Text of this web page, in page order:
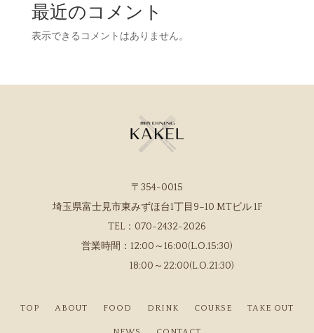
最近のコメント
表示できるコメントはありません。
〒354-0015
埼玉県富士見市東みずほ台1丁目9−10 MTビル 1F
TEL： 070-2432-2026
営業時間： 12:00～16:00(L.O.15:30)
18:00～22:00(L.O.21:30)
TOP ABOUT FOOD DRINK COURSE TAKE OUT